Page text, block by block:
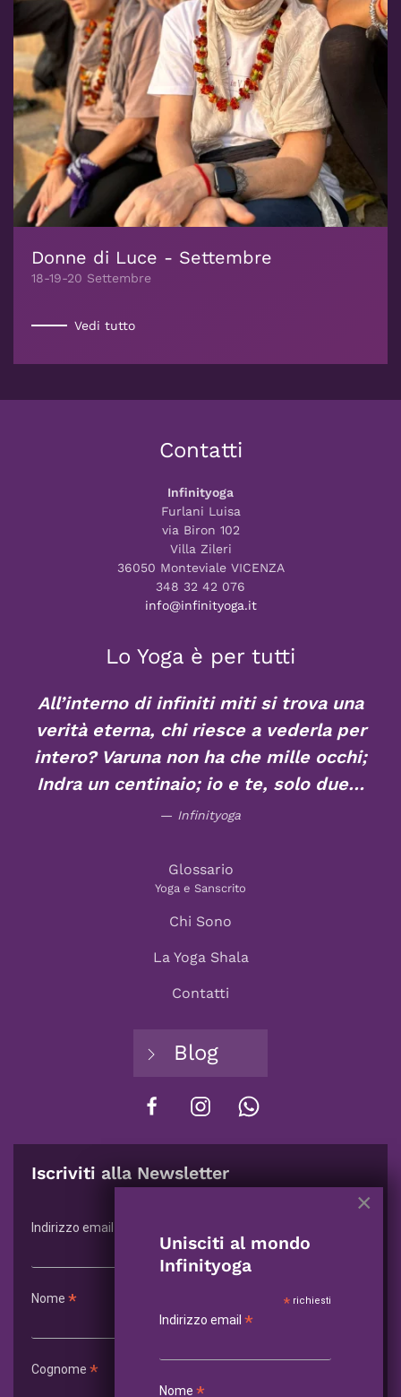
Donne di Luce - Settembre
18-19-20 Settembre
Vedi tutto
Contatti
Infinityoga
Furlani Luisa
via Biron 102
Villa Zileri
36050 Monteviale VICENZA
348 32 42 076
info@infinityoga.it
Lo Yoga è per tutti
All’interno di infiniti miti si trova una
verità eterna, chi riesce a vederla per
intero? Varuna non ha che mille occhi;
Indra un centinaio; io e te, solo due…
Infinityoga
Glossario
Yoga e Sanscrito
Chi Sono
La Yoga Shala
Contatti
Blog
Iscriviti alla Newsletter
Indirizzo email
Nome *
Cognome *
×
Unisciti al mondo
Infinityoga
* richiesti
Indirizzo email *
Nome